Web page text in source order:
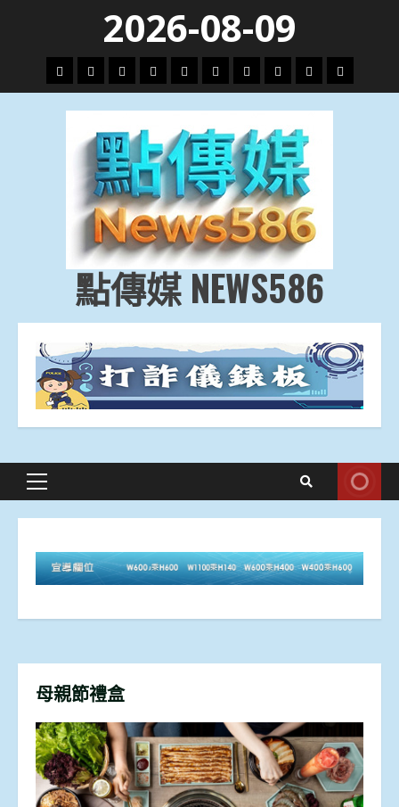
content
2026-08-09
頭
條
財
經
地
方.
會
文
教.
技
專
題
娛
樂
劇
政
治
國
際
運
動
生
活
點傳媒 NEWS586
Primary
母親節禮盒